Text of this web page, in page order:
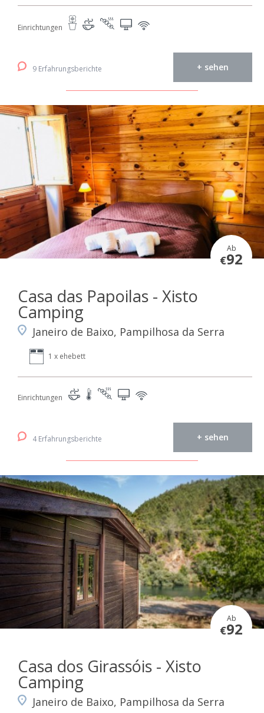
Einrichtungen
9 Erfahrungsberichte + sehen
Ab
€92
Casa das Papoilas - Xisto
Camping
Janeiro de Baixo, Pampilhosa da Serra
1 x ehebett
Einrichtungen
4 Erfahrungsberichte + sehen
Ab
€92
Casa dos Girassóis - Xisto
Camping
Janeiro de Baixo, Pampilhosa da Serra